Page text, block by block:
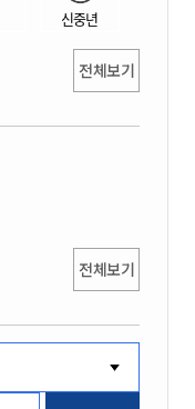
신중년
전체보기
전체보기